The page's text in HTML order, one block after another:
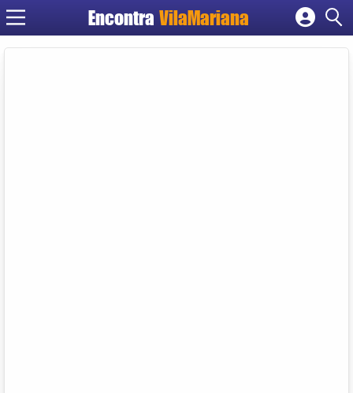
EncontraVilaMariana
Cadastrar empresa